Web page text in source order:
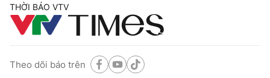
THỜI BÁO VTV
Theo dõi báo trên